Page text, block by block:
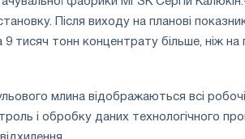
Після виходу на планові
9 тисяч тонн концентрату більше, ніж на
млина відображаються всі
і обробку даних технологічного